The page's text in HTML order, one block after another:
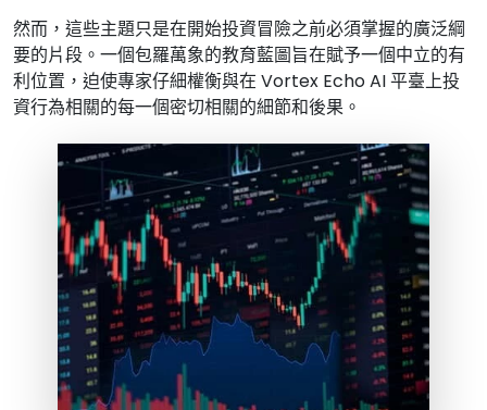
然而，這些主題只是在開始投資冒險之前必須掌握的廣泛綱
要的片段。一個包羅萬象的教育藍圖旨在賦予一個中立的有
利位置，迫使專家仔細權衡與在 Vortex Echo AI 平臺上投
資行為相關的每一個密切相關的細節和後果。